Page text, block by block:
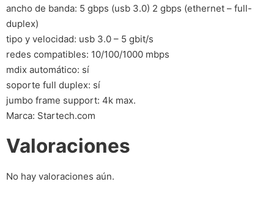
ancho de banda: 5 gbps (usb 3.0) 2 gbps (ethernet – full-
duplex)
tipo y velocidad: usb 3.0 – 5 gbit/s
redes compatibles: 10/100/1000 mbps
mdix automático: sí
soporte full duplex: sí
jumbo frame support: 4k max.
Marca: Startech.com
Valoraciones
No hay valoraciones aún.